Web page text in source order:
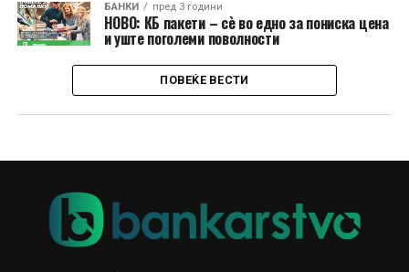
БАНКИ пред 3 години
НОВО: КБ пакети – сѐ во едно за пониска цена
и уште поголеми поволности
ПОВЕЌЕ ВЕСТИ